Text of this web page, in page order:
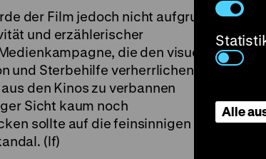
der Film jedoch nicht aufgrund
und erzählerischer
die den visuell
und Sterbehilfe verherrlichenden
den Kinos zu verbannen
Sicht kaum noch
sollte auf die feinsinnigen
(lf)
Alle